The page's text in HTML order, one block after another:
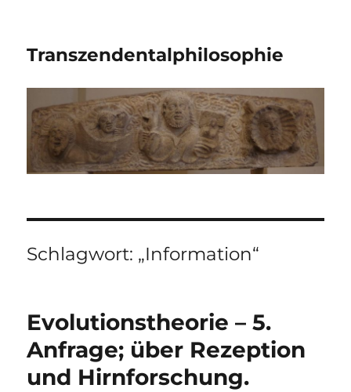
Transzendentalphilosophie
Schlagwort: „Information“
Evolutionstheorie – 5.
Anfrage; über Rezeption
und Hirnforschung.